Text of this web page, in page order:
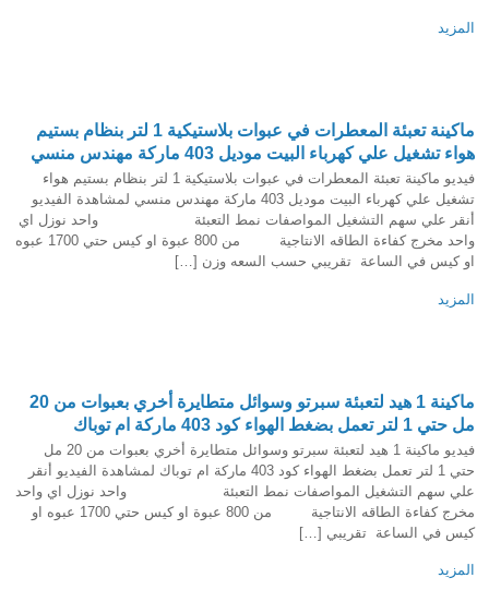
المزيد
ماكينة تعبئة المعطرات في عبوات بلاستيكية 1 لتر بنظام بستيم
هواء تشغيل علي كهرباء البيت موديل 403 ماركة مهندس منسي
فيديو ماكينة تعبئة المعطرات في عبوات بلاستيكية 1 لتر بنظام بستيم هواء
تشغيل علي كهرباء البيت موديل 403 ماركة مهندس منسي لمشاهدة الفيديو
أنقر علي سهم التشغيل المواصفات نمط التعبئة واحد نوزل اي
واحد مخرج كفاءة الطاقه الانتاجية من 800 عبوة او كيس حتي 1700 عبوه
او كيس في الساعة تقريبي حسب السعه وزن […]
المزيد
ماكينة 1 هيد لتعبئة سبرتو وسوائل متطايرة أخري بعبوات من 20
مل حتي 1 لتر تعمل بضغط الهواء كود 403 ماركة ام توباك
فيديو ماكينة 1 هيد لتعبئة سبرتو وسوائل متطايرة أخري بعبوات من 20 مل
حتي 1 لتر تعمل بضغط الهواء كود 403 ماركة ام توباك لمشاهدة الفيديو أنقر
علي سهم التشغيل المواصفات نمط التعبئة واحد نوزل اي واحد
مخرج كفاءة الطاقه الانتاجية من 800 عبوة او كيس حتي 1700 عبوه او
كيس في الساعة تقريبي […]
المزيد